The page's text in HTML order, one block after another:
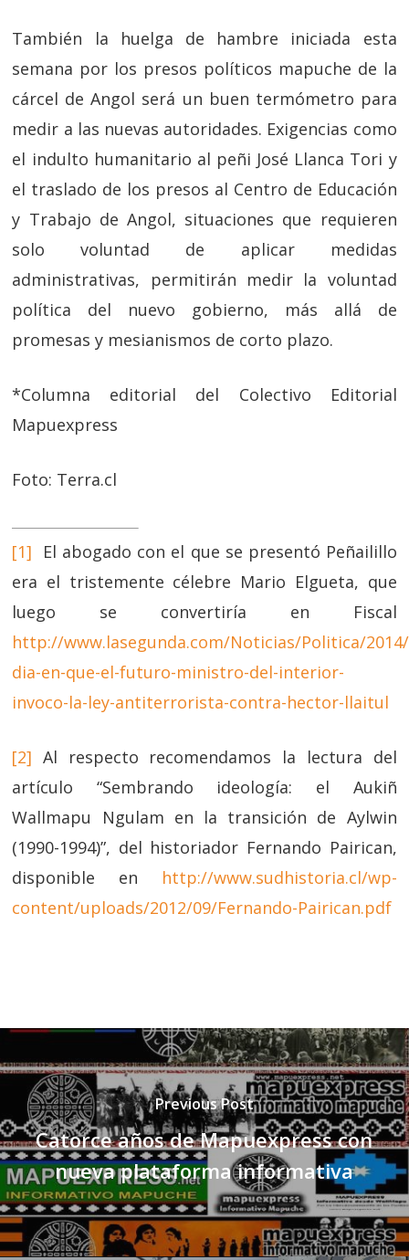
También la huelga de hambre iniciada esta
semana por los presos políticos mapuche de la
cárcel de Angol será un buen termómetro para
medir a las nuevas autoridades. Exigencias como
el indulto humanitario al peñi José Llanca Tori y
el traslado de los presos al Centro de Educación
y Trabajo de Angol, situaciones que requieren
solo voluntad de aplicar medidas
administrativas, permitirán medir la voluntad
política del nuevo gobierno, más allá de
promesas y mesianismos de corto plazo.
*Columna editorial del Colectivo Editorial
Mapuexpress
Foto: Terra.cl
[1] El abogado con el que se presentó Peñailillo
era el tristemente célebre Mario Elgueta, que
luego se convertiría en Fiscal
http://www.lasegunda.com/Noticias/Politica/
dia-en-que-el-futuro-ministro-del-interior-
invoco-la-ley-antiterrorista-contra-hector-llaitul
[2] Al respecto recomendamos la lectura del
artículo “Sembrando ideología: el Aukiñ
Wallmapu Ngulam en la transición de Aylwin
(1990-1994)”, del historiador Fernando Pairican,
disponible en
http://www.sudhistoria.cl/wp-
content/uploads/2012/09/Fernando-Pairican.pdf
Previous Post
Catorce años de Mapuexpress con
nueva plataforma informativa